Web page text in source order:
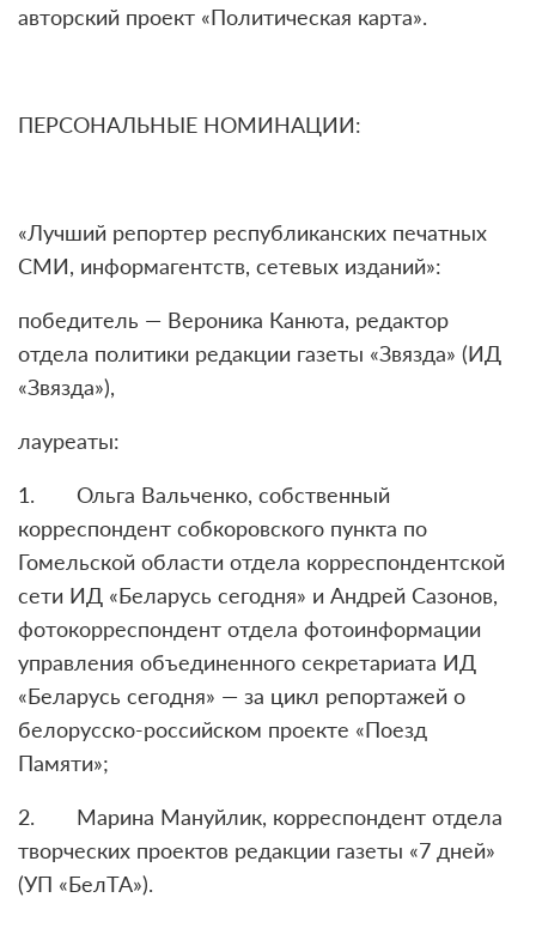
авторский проект «Политическая карта».
ПЕРСОНАЛЬНЫЕ НОМИНАЦИИ:
«Лучший репортер республиканских печатных
СМИ, информагентств, сетевых изданий»:
победитель — Вероника Канюта, редактор
отдела политики редакции газеты «Звязда» (ИД
«Звязда»),
лауреаты:
1. Ольга Вальченко, собственный
корреспондент собкоровского пункта по
Гомельской области отдела корреспондентской
сети ИД «Беларусь сегодня» и Андрей Сазонов,
фотокорреспондент отдела фотоинформации
управления объединенного секретариата ИД
«Беларусь сегодня» — за цикл репортажей о
белорусско-российском проекте «Поезд
Памяти»;
2. Марина Мануйлик, корреспондент отдела
творческих проектов редакции газеты «7 дней»
(УП «БелТА»).